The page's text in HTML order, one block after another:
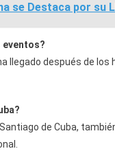
se Destaca por su
eventos?
llegado después de
de Cuba,